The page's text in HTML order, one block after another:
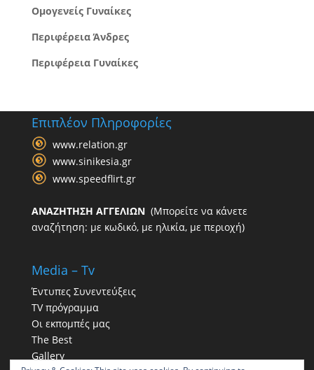
Ομογενείς Γυναίκες
Περιφέρεια Άνδρες
Περιφέρεια Γυναίκες
Επιπλέον Πληροφορίες
www.relation.gr
www.sinikesia.gr
www.speedflirt.gr
ΑΝΑΖΗΤΗΣΗ ΑΓΓΕΛΙΩΝ(Μπορείτε να κάνετε
αναζήτηση: με κωδικό, με ηλικία, με περιοχή)
Media – Tv
Έντυπες Συνεντεύξεις
TV πρόγραμμα
Οι εκπομπές μας
The Best
Gallery